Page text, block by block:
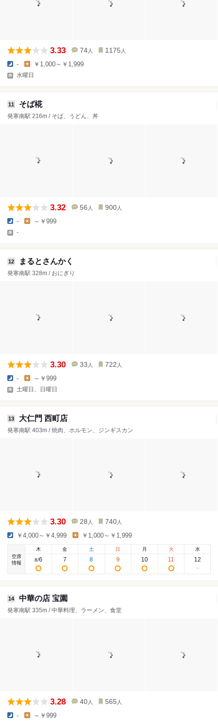
3.33 74 人 1175 人
- ￥1,000～￥1,999
水曜日
11 そば椛
発寒南駅 216m / そば、うどん、丼
3.32 56 人 900 人
- ～￥999
-
12 まるとさんかく
発寒南駅 328m / おにぎり
3.30 33 人 722 人
- ～￥999
土曜日、日曜日
13 大仁門 西町店
発寒南駅 403m / 焼肉、ホルモン、ジンギスカン
3.30 28 人 740 人
￥4,000～￥4,999 ￥1,000～￥1,999
空席
情報
木
8/6
金
7
土
8
日
9
月
10
火
11
水
12
14 中華の店 宝園
発寒南駅 335m / 中華料理、ラーメン、食堂
3.28 40 人 565 人
- ～￥999